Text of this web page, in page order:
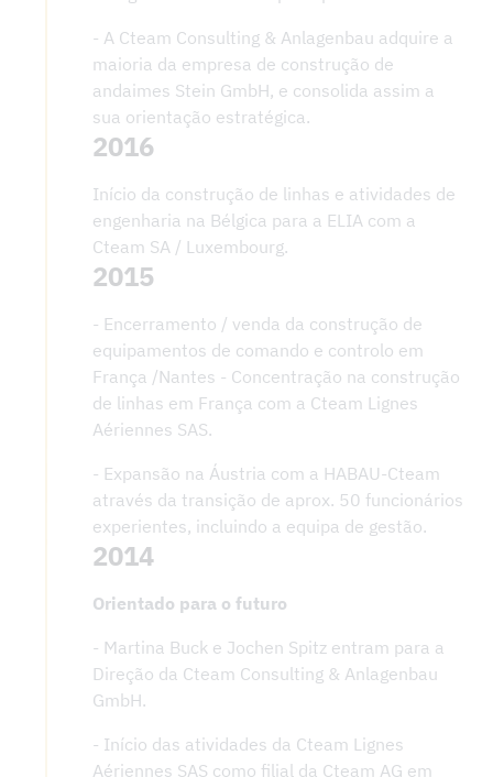
- A Cteam Consulting & Anlagenbau adquire a
maioria da empresa de construção de
andaimes Stein GmbH, e consolida assim a
sua orientação estratégica.
2016
Início da construção de linhas e atividades de
engenharia na Bélgica para a ELIA com a
Cteam SA / Luxembourg.
2015
- Encerramento / venda da construção de
equipamentos de comando e controlo em
França /Nantes - Concentração na construção
de linhas em França com a Cteam Lignes
Aériennes SAS.
- Expansão na Áustria com a HABAU-Cteam
através da transição de aprox. 50 funcionários
experientes, incluindo a equipa de gestão.
2014
Orientado para o futuro
- Martina Buck e Jochen Spitz entram para a
Direção da Cteam Consulting & Anlagenbau
GmbH.
- Início das atividades da Cteam Lignes
Aériennes SAS como filial da Cteam AG em